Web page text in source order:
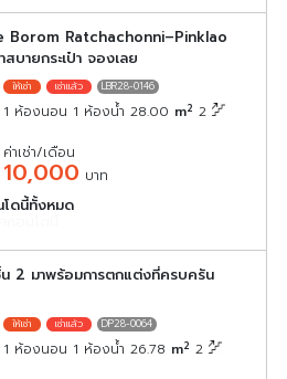
Borom Ratchachonni–Pinklao
บายกระเป๋า จองเลย
LBR28-0146
1 ห้องนอน 1 ห้องน้ำ 28.00 m2 2
ค่าเช่า/เดือน
10,000 บาท
โดนี้ทั้งหมด
2 มาพร้อมการตกแต่งที่ครบครัน
DP28-0064
1 ห้องนอน 1 ห้องน้ำ 26.78 m2 2